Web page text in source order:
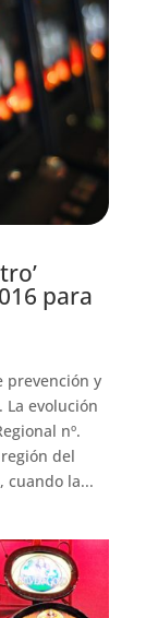
para
prevención y
evolución
nº.
del
cuando la...